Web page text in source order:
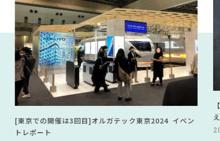
[東京での開催は3回目]オルガテック東京2024 イベン
トレポート